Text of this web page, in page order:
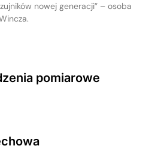
nowej generacji” – osoba
pomiarowe